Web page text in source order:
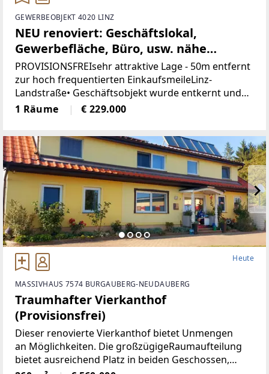
GEWERBEOBJEKT 4020 LINZ
NEU renoviert: Geschäftslokal,
Gewerbefläche, Büro, usw. nähe
Landstrasse-Linz (Provisionsfrei)
PROVISIONSFREIsehr attraktive Lage - 50m entfernt
zur hoch frequentierten EinkaufsmeileLinz-
Landstraße• Geschäftsobjekt wurde entkernt und
generalsaniert• Klimatisiert (Klimaanlage)• neue
Böden, neue Heizkörper•
1 Räume € 229.000
Heute
MASSIVHAUS 7574 BURGAUBERG-NEUDAUBERG
Traumhafter Vierkanthof
(Provisionsfrei)
Dieser renovierte Vierkanthof bietet Unmengen
an Möglichkeiten. Die großzügigeRaumaufteilung
bietet ausreichend Platz in beiden Geschossen,